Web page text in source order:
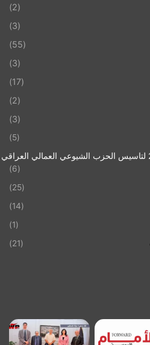
(2)
(3)
(55)
(3)
(17)
(2)
(3)
(5)
(6)
(25)
(14)
(1)
(21)